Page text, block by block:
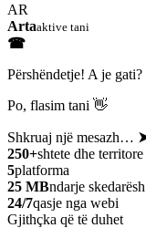
AR
Artaaktive tani
☎
Përshëndetje! A je gati?
Po, flasim tani 👋
Shkruaj një mesazh…
250+shtete dhe territore
5platforma
25 MBndarje skedarësh
24/7qasje nga webi
Gjithçka që të duhet